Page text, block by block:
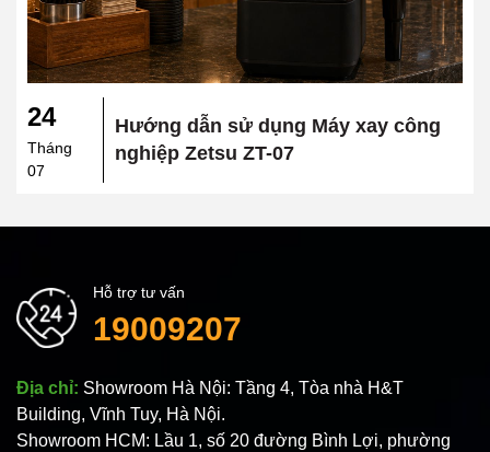
24
Tháng
07
Hướng dẫn sử dụng Máy xay công
nghiệp Zetsu ZT-07
Hỗ trợ tư vấn
19009207
Địa chỉ: Showroom Hà Nội: Tầng 4, Tòa nhà H&T
Building, Vĩnh Tuy, Hà Nội.
Showroom HCM: Lầu 1, số 20 đường Bình Lợi, phường